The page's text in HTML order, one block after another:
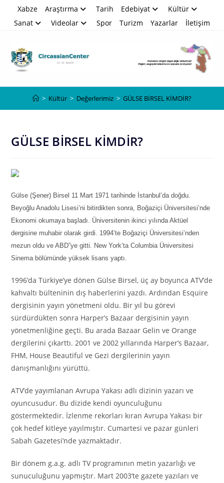
Xabze Araştırma Tarih Edebiyat
Kültür
Sanat
Videolar Spor Turizm Yazarlar İletişim
> Kültür > Değerlerimiz > GÜLSE BİRSEL KİMDİR?
GÜLSE BİRSEL KİMDİR?
Gülse (Şener) Birsel 11 Mart 1971 tarihinde İstanbul’da doğdu.
Beyoğlu Anadolu Lisesi’ni bitirdikten sonra, Boğaziçi Üniversitesi’nde
Ekonomi okumaya başladı. Üniversitenin ikinci yılında Aktüel
dergisine muhabir olarak girdi. 1994’te Boğaziçi Üniversitesi’nden
mezun oldu ve ABD”ye gitti. New York’ta Columbia Üniversitesi
Sinema bölümünde yüksek lisans yaptı.
1996’da Türkiye’ye dönen Gülse Birsel, üç ay boyunca ATV’de
kahvaltı bülteninin dış haberlerini yazdı. Ardından Esquire
dergisinin yayın yönetmeni oldu. Bir yıl bu görevi
sürdürdükten sonra Harper’s Bazaar dergisinin yayın
yönetmenliğine geçti. Bu arada Bazaar Gelin ve Orange
dergilerini çıkarttı. 2001 ve 2002 yıllarında Harper’s Bazaar,
FHM, House Beautiful ve Gezi dergilerinin yayın
danışmanlığını yürüttü.
ATV’de yayımlanan Avrupa Yakası adlı dizinin yazarı ve
oyuncusudur. Bu dizide kendi oyunculuğunu
göstermektedir. İzlenme rekorları kıran Avrupa Yakası bir
çok hedef kitleye yayılmıştır. Cumartesi ve pazar günleri
Sabah Gazetesi’nde yazmaktadır.
Bir dönem g.a.g. adlı TV programının metin yazarlığı ve
sunuculuğunu yapmıştır. Mart 2003’te gazete yazıları ve